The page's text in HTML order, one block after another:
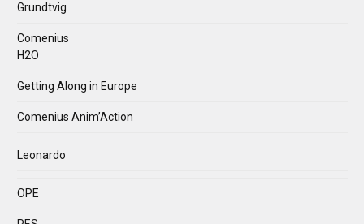
Grundtvig
Comenius
H2O
Getting Along in Europe
Comenius Anim’Action
Leonardo
OPE